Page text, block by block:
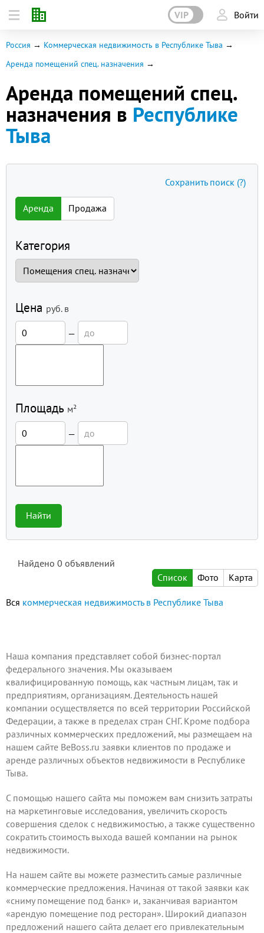
VIP Войти
Россия
Коммерческая недвижимость в Республике Тыва
Аренда помещений спец. назначения
Аренда помещений спец.
назначения в Республике
Тыва
Аренда Продажа
Категория
Цена руб. в
—
Площадь м²
—
Найти
Сохранить поиск (?)
Найдено 0 объявлений
Список
Фото Карта
Вся коммерческая недвижимость в Республике Тыва
Наша компания представляет собой бизнес-портал
федерального значения. Мы оказываем
квалифицированную помощь, как частным лицам, так и
предприятиям, организациям. Деятельность нашей
компании осуществляется по всей территории Российской
Федерации, а также в пределах стран СНГ. Кроме подбора
различных коммерческих предложений, мы размещаем на
нашем сайте BeBoss.ru заявки клиентов по продаже и
аренде различных объектов недвижимости в Республике
Тыва.
С помощью нашего сайта мы поможем вам снизить затраты
на маркетинговые исследования, увеличить скорость
совершения сделок с недвижимостью, а также существенно
сократить стоимость выхода вашей компании на рынок
недвижимости.
На нашем сайте вы можете разместить самые различные
коммерческие предложения. Начиная от такой заявки как
«сниму помещение под банк» и, заканчивая вариантом
«арендую помещение под ресторан». Широкий диапазон
предложений нашего сайта делает его привлекательным